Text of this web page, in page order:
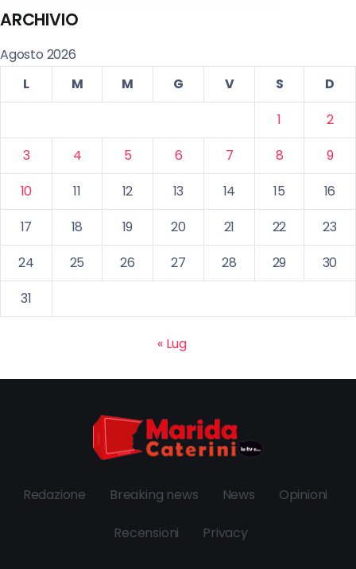
ARCHIVIO
Agosto 2026
L
M M G V S
D
1
2
3
4 5 6 7 8
9
10
11 12 13 14 15
16
17
18 19 20 21 22
23
24
25 26 27 28 29
30
31
« Lug
Redazione Breaking news News Opinioni
Recensioni Privacy